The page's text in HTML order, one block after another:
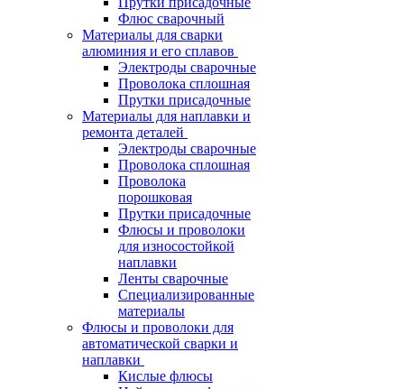
Флюс сварочный
Материалы для сварки
алюминия и его сплавов
Электроды сварочные
Проволока сплошная
Прутки присадочные
Материалы для наплавки и
ремонта деталей
Электроды сварочные
Проволока сплошная
Проволока
порошковая
Прутки присадочные
Флюсы и проволоки
для износостойкой
наплавки
Ленты сварочные
Специализированные
материалы
Флюсы и проволоки для
автоматической сварки и
наплавки
Кислые флюсы